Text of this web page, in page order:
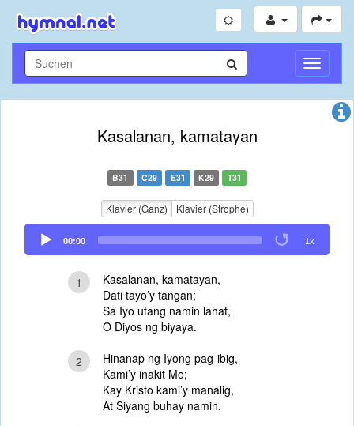
Kasalanan, kamatayan
B31 C29 E31 K29 T31
Klavier (Ganz) Klavier (Strophe)
Audio
Player
00:00 1x
1
Kasalanan, kamatayan,
Dati tayo’y tangan;
Sa Iyo utang namin lahat,
O Diyos ng biyaya.
2
Hinanap ng Iyong pag-ibig,
Kami’y inakit Mo;
Kay Kristo kami’y manalig,
At Siyang buhay namin.